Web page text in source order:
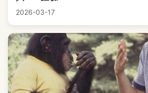
2026-03-17